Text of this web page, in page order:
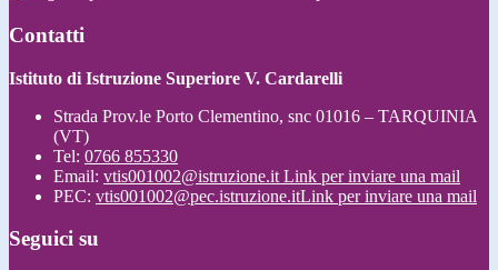
Contatti
Istituto di Istruzione Superiore V. Cardarelli
Strada Prov.le Porto Clementino, snc 01016 – TARQUINIA
(VT)
Tel: 0766 855330
Email: vtis001002@istruzione.it Link per inviare una mail
PEC: vtis001002@pec.istruzione.itLink per inviare una mail
Seguici su